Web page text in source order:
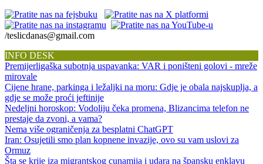
/teslicdanas@gmail.com
INFO DESK
Premijerligaška subotnja uspavanka: VAR i poništeni golovi - mreže
mirovale
Cijene hrane, parkinga i ležaljki na moru: Gdje je obala najskuplja, a
gdje se može proći jeftinije
Nedeljni horoskop: Vodoliju čeka promena, Blizancima telefon ne
prestaje da zvoni, a vama?
Nema više ograničenja za besplatni ChatGPT
Iran: Osujetili smo plan kopnene invazije, ovo su vam uslovi za
Ormuz
Šta se krije iza migrantskog cunamija i udara na špansku enklavu